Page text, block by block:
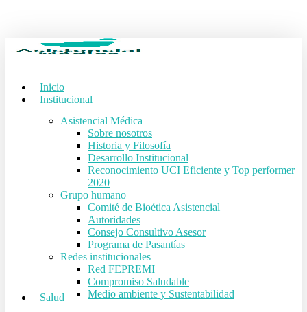
content
Inicio
Institucional
Asistencial Médica
Sobre nosotros
Historia y Filosofía
Desarrollo Institucional
Reconocimiento UCI Eficiente y Top performer
2020
Grupo humano
Comité de Bioética Asistencial
Autoridades
Consejo Consultivo Asesor
Programa de Pasantías
Redes institucionales
Red FEPREMI
Compromiso Saludable
Medio ambiente y Sustentabilidad
Salud